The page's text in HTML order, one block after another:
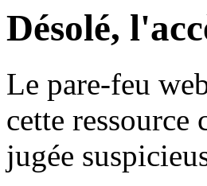
Désolé,
Le pare-feu
cette ressource
jugée